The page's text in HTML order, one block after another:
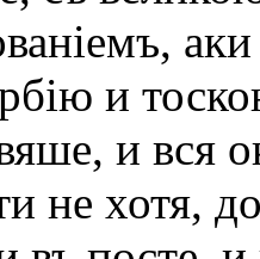
и
и вся
не хотя,